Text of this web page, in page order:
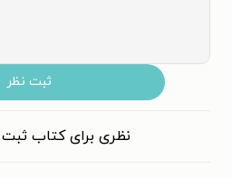
ثبت نظر
نظری برای کتاب